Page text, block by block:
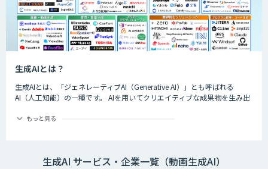
生成AIとは？
生成AIとは、「ジェネレーティブAI（Generative AI）」とも呼ばれる
AI（人工知能）の一種です。 AIを用いてクリエイティブな成果物を生み出
グラムのコード、文章など多岐にわたります。
もっと見る
生成AI サービス・企業一覧（動画生成AI）